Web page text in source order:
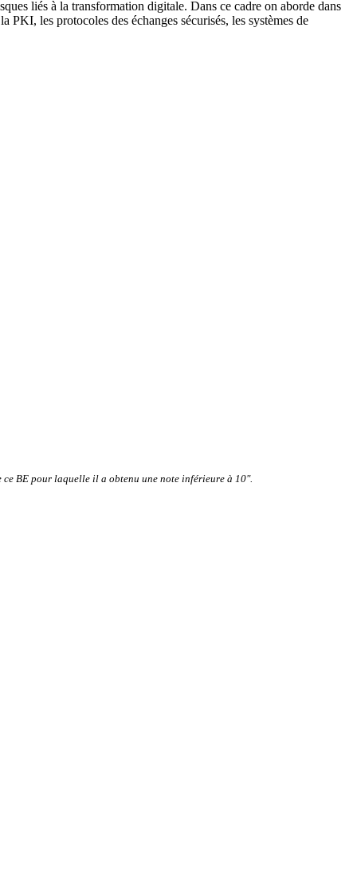
liés à la transformation digitale. Dans ce cadre on aborde dans
les protocoles des échanges sécurisés, les systèmes de
BE pour laquelle il a obtenu une note inférieure à 10".